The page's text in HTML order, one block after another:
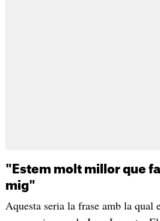
"Estem molt millor que
mig"
Aquesta seria la frase amb la qual